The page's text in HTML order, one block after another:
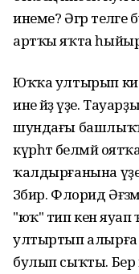
инеме? Әгәр
артҡы яҡта
Юҡҡа ултырып
ине әйҙә үҙе.
шундағы
күрһәтә белмәй
ҡалдырғанына
Зәбир. Флорид
"юҡ" тип кенә
ултыртып алырға
булып сыҡты. Бер